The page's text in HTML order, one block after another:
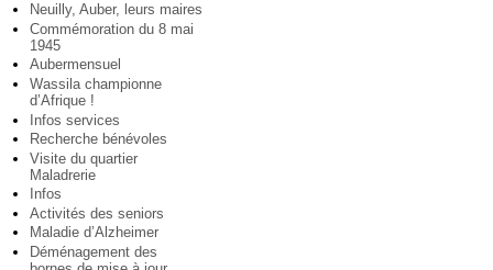
Neuilly, Auber, leurs maires
Commémoration du 8 mai
1945
Aubermensuel
Wassila championne
d’Afrique !
Infos services
Recherche bénévoles
Visite du quartier
Maladrerie
Infos
Activités des seniors
Maladie d’Alzheimer
Déménagement des